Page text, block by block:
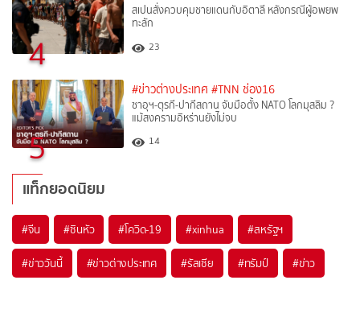
4
สเปนสั่งควบคุมชายแดนกับอิตาลี หลังกรณีผู้อพยพ
ทะลัก
23
5
#ข่าวต่างประเทศ #TNN ช่อง16
ซาอุฯ-ตุรกี-ปากีสถาน จับมือตั้ง NATO โลกมุสลิม ?
แม้สงครามอิหร่านยังไม่จบ
14
แท็กยอดนิยม
#จีน #ซินหัว #โควิด-19 #xinhua #สหรัฐฯ
#ข่าววันนี้ #ข่าวต่างประเทศ #รัสเซีย #ทรัมป์ #ข่าว